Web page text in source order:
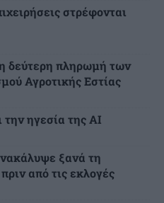
στρέφονται
πληρωμή των
Αγροτικής Εστίας
την ηγεσία της AI
ξανά τη
από τις εκλογές